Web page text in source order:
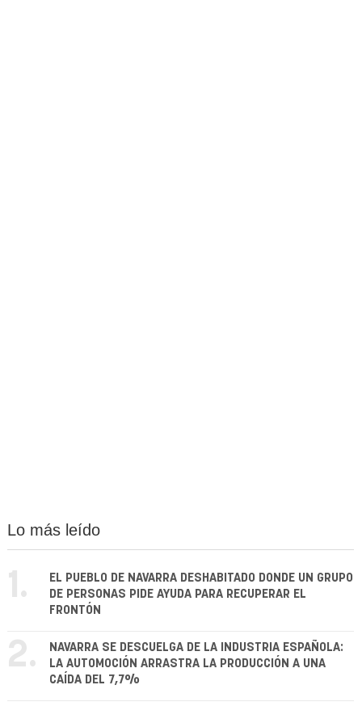
Lo más leído
1.
EL PUEBLO DE NAVARRA DESHABITADO DONDE UN GRUPO
DE PERSONAS PIDE AYUDA PARA RECUPERAR EL
FRONTÓN
2.
NAVARRA SE DESCUELGA DE LA INDUSTRIA ESPAÑOLA:
LA AUTOMOCIÓN ARRASTRA LA PRODUCCIÓN A UNA
CAÍDA DEL 7,7%